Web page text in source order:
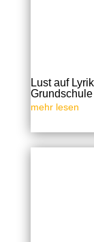
Lust auf
Grundschule
mehr lesen